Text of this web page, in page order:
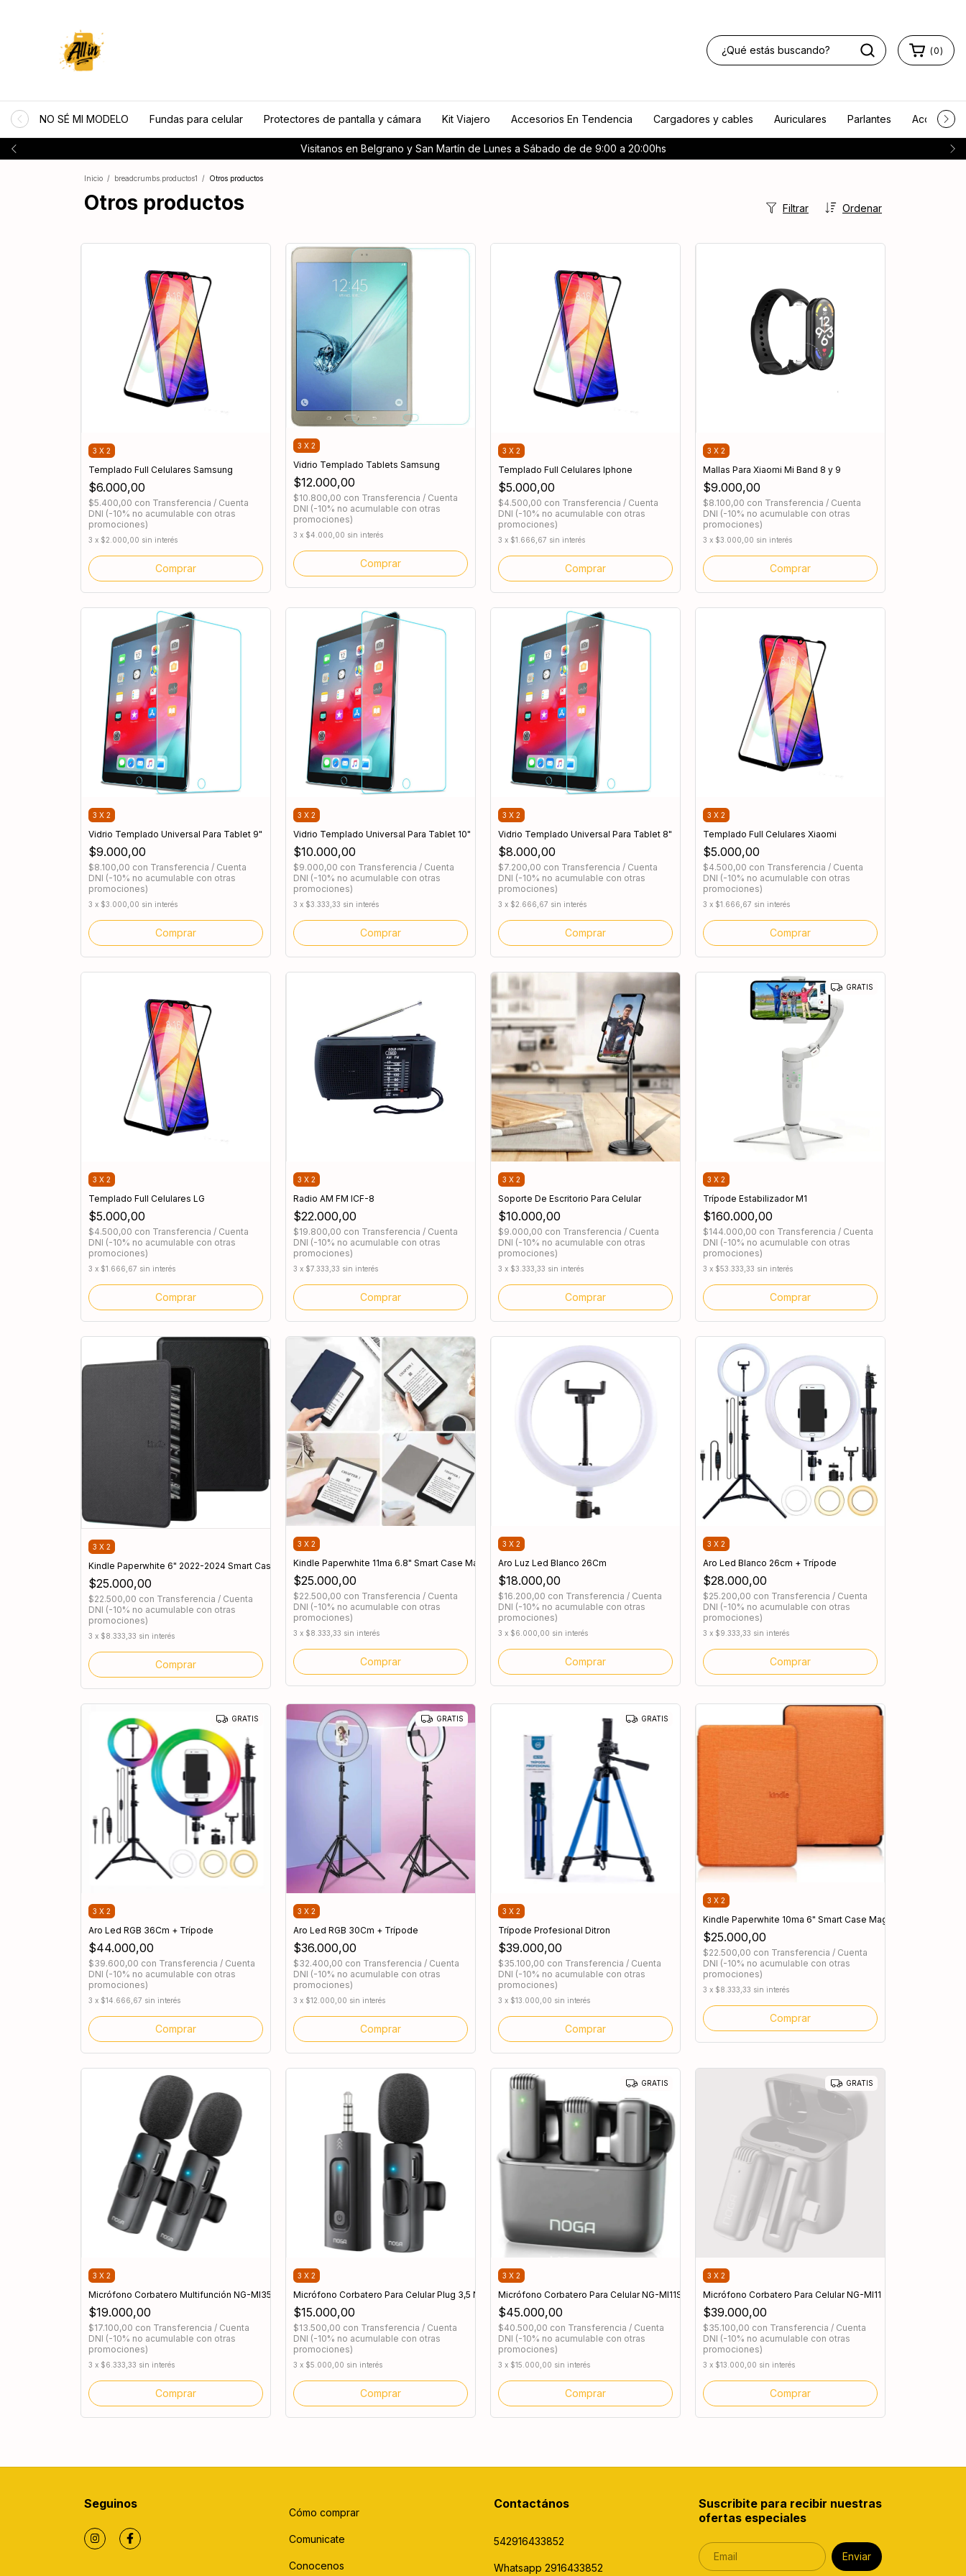
Visitanos en Belgrano y San Martín de Lunes a Sábado de de 9:00 a 20:00hs
(0)
NO SÉ MI MODELO Fundas para celular Protectores de pantalla y cámara Kit Viajero Accesorios En Tendencia Cargadores y cables Auriculares Parlantes
Inicio / breadcrumbs.productos1 / Otros productos
Otros productos Ordenar
Filtrar
3 X 2
Templado Full Celulares Samsung
$6.000,00
$5.400,00 con Transferencia / Cuenta
DNI (-10% no acumulable con otras
promociones)
3 x $2.000,00 sin interés
Comprar
3 X 2
Vidrio Templado Tablets Samsung
$12.000,00
$10.800,00 con Transferencia / Cuenta
DNI (-10% no acumulable con otras
promociones)
3 x $4.000,00 sin interés
Comprar
3 X 2
Templado Full Celulares Iphone
$5.000,00
$4.500,00 con Transferencia / Cuenta
DNI (-10% no acumulable con otras
promociones)
3 x $1.666,67 sin interés
Comprar
3 X 2
Mallas Para Xiaomi Mi Band 8 y 9
$9.000,00
$8.100,00 con Transferencia / Cuenta
DNI (-10% no acumulable con otras
promociones)
3 x $3.000,00 sin interés
Comprar
3 X 2
Vidrio Templado Universal Para Tablet 9"
$9.000,00
$8.100,00 con Transferencia / Cuenta
DNI (-10% no acumulable con otras
promociones)
3 x $3.000,00 sin interés
Comprar
3 X 2
Vidrio Templado Universal Para Tablet 10"
$10.000,00
$9.000,00 con Transferencia / Cuenta
DNI (-10% no acumulable con otras
promociones)
3 x $3.333,33 sin interés
Comprar
3 X 2
Vidrio Templado Universal Para Tablet 8"
$8.000,00
$7.200,00 con Transferencia / Cuenta
DNI (-10% no acumulable con otras
promociones)
3 x $2.666,67 sin interés
3 X 2
Templado Full Celulares Xiaomi
$5.000,00
$4.500,00 con Transferencia / Cuenta
DNI (-10% no acumulable con otras
promociones)
3 x $1.666,67 sin interés
Comprar
3 X 2
Templado Full Celulares LG
$5.000,00
$4.500,00 con Transferencia / Cuenta
DNI (-10% no acumulable con otras
promociones)
3 x $1.666,67 sin interés
Comprar
3 X 2
Radio AM FM ICF-8
$22.000,00
$19.800,00 con Transferencia / Cuenta
DNI (-10% no acumulable con otras
promociones)
3 x $7.333,33 sin interés
3 X 2
Soporte De Escritorio Para Celular
$10.000,00
$9.000,00 con Transferencia / Cuenta
DNI (-10% no acumulable con otras
promociones)
3 x $3.333,33 sin interés
GRATIS
3 X 2
Trípode Estabilizador M1
$160.000,00
$144.000,00 con Transferencia / Cuenta
DNI (-10% no acumulable con otras
promociones)
3 x $53.333,33 sin interés
3 X 2
Kindle Paperwhite 6" 2022-2024 Smart Case Magnética
$25.000,00
$22.500,00 con Transferencia / Cuenta
DNI (-10% no acumulable con otras
promociones)
3 x $8.333,33 sin interés
Comprar
3 X 2
Kindle Paperwhite 11ma 6.8" Smart Case Magnética
$25.000,00
$22.500,00 con Transferencia / Cuenta
DNI (-10% no acumulable con otras
promociones)
3 x $8.333,33 sin interés
Comprar
3 X 2
Aro Luz Led Blanco 26Cm
$18.000,00
$16.200,00 con Transferencia / Cuenta
DNI (-10% no acumulable con otras
promociones)
3 x $6.000,00 sin interés
3 X 2
Aro Led Blanco 26cm + Trípode
$28.000,00
$25.200,00 con Transferencia / Cuenta
DNI (-10% no acumulable con otras
promociones)
3 x $9.333,33 sin interés
GRATIS
3 X 2
Aro Led RGB 36Cm + Trípode
$44.000,00
$39.600,00 con Transferencia / Cuenta
DNI (-10% no acumulable con otras
promociones)
3 x $14.666,67 sin interés
GRATIS
3 X 2
Aro Led RGB 30Cm + Trípode
$36.000,00
$32.400,00 con Transferencia / Cuenta
DNI (-10% no acumulable con otras
promociones)
3 x $12.000,00 sin interés
GRATIS
3 X 2
Trípode Profesional Ditron
$39.000,00
$35.100,00 con Transferencia / Cuenta
DNI (-10% no acumulable con otras
promociones)
3 x $13.000,00 sin interés
3 X 2
Kindle Paperwhite 10ma 6" Smart Case Magnética
$25.000,00
$22.500,00 con Transferencia / Cuenta
DNI (-10% no acumulable con otras
promociones)
3 x $8.333,33 sin interés
Comprar
3 X 2
Micrófono Corbatero Multifunción NG-MI35S
$19.000,00
$17.100,00 con Transferencia / Cuenta
DNI (-10% no acumulable con otras
promociones)
3 x $6.333,33 sin interés
3 X 2
Micrófono Corbatero Para Celular Plug 3,5 NG-MI35
$15.000,00
$13.500,00 con Transferencia / Cuenta
DNI (-10% no acumulable con otras
promociones)
3 x $5.000,00 sin interés
GRATIS
3 X 2
Micrófono Corbatero Para Celular NG-MI11S
$45.000,00
$40.500,00 con Transferencia / Cuenta
DNI (-10% no acumulable con otras
promociones)
3 x $15.000,00 sin interés
GRATIS
3 X 2
Micrófono Corbatero Para Celular NG-MI11
$39.000,00
$35.100,00 con Transferencia / Cuenta
DNI (-10% no acumulable con otras
promociones)
3 x $13.000,00 sin interés
Seguinos
Cómo comprar
Comunicate
Conocenos
Contactános
542916433852
Whatsapp 2916433852
Suscribite para recibir nuestras
ofertas especiales